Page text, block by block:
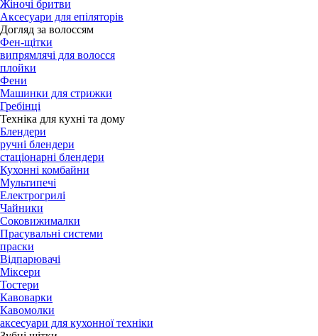
Жіночі бритви
Аксесуари для епіляторів
Догляд за волоссям
Фен-щітки
випрямлячі для волосся
плойки
Фени
Машинки для стрижки
Гребінці
Техніка для кухні та дому
Блендери
ручні блендери
стаціонарні блендери
Кухонні комбайни
Мультипечі
Електрогрилі
Чайники
Соковижималки
Прасувальні системи
праски
Відпарювачі
Міксери
Тостери
Кавоварки
Кавомолки
аксесуари для кухонної техніки